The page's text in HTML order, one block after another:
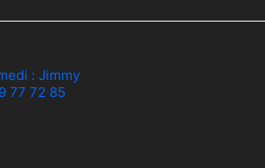
: Jimmy
77 72 85